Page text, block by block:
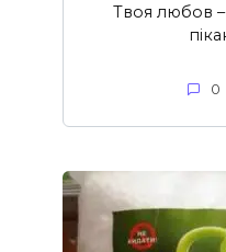
Твоя любов –
0